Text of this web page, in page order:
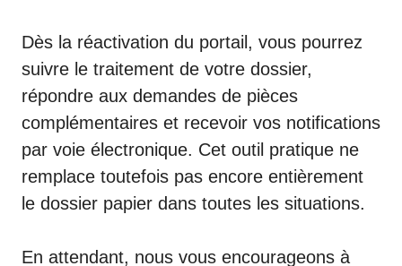
Dès la réactivation du portail, vous pourrez
suivre le traitement de votre dossier,
répondre aux demandes de pièces
complémentaires et recevoir vos notifications
par voie électronique. Cet outil pratique ne
remplace toutefois pas encore entièrement
le dossier papier dans toutes les situations.
En attendant, nous vous encourageons à